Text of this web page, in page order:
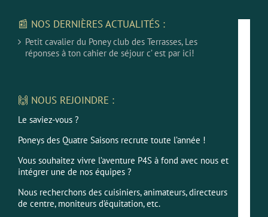
📰 NOS DERNIÈRES ACTUALITÉS :
Petit cavalier du Poney club des Terrasses, Les
réponses à ton cahier de séjour c’ est par ici!
🙌 NOUS REJOINDRE :
Le saviez-vous ?
Poneys des Quatre Saisons recrute toute l’année !
Vous souhaitez vivre l’aventure P4S à fond avec nous et
intégrer une de nos équipes ?
Nous recherchons des cuisiniers, animateurs, directeurs
de centre, moniteurs d’équitation, etc.